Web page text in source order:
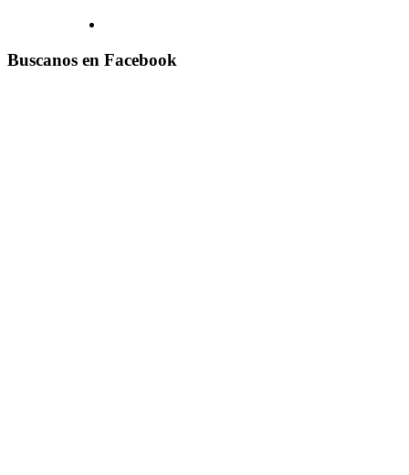
Buscanos en Facebook